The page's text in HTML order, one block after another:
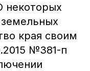
некоторых
края своим
№381-п